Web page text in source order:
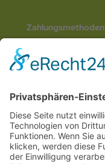
Zahlungsmethoden
Social Media